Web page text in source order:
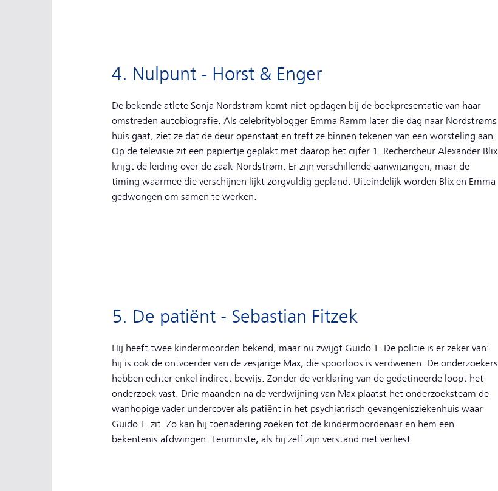
4. Nulpunt - Horst & Enger
De bekende atlete Sonja Nordstrøm komt niet opdagen bij de boekpresentatie van haar
omstreden autobiografie. Als celebrityblogger Emma Ramm later die dag naar Nordstrøms
huis gaat, ziet ze dat de deur openstaat en treft ze binnen tekenen van een worsteling aan.
Op de televisie zit een papiertje geplakt met daarop het cijfer 1. Rechercheur Alexander Blix
krijgt de leiding over de zaak-Nordstrøm. Er zijn verschillende aanwijzingen, maar de
timing waarmee die verschijnen lijkt zorgvuldig gepland. Uiteindelijk worden Blix en Emma
gedwongen om samen te werken.
5. De patiënt - Sebastian Fitzek
Hij heeft twee kindermoorden bekend, maar nu zwijgt Guido T. De politie is er zeker van:
hij is ook de ontvoerder van de zesjarige Max, die spoorloos is verdwenen. De onderzoekers
hebben echter enkel indirect bewijs. Zonder de verklaring van de gedetineerde loopt het
onderzoek vast. Drie maanden na de verdwijning van Max plaatst het onderzoeksteam de
wanhopige vader undercover als patiënt in het psychiatrisch gevangenisziekenhuis waar
Guido T. zit. Zo kan hij toenadering zoeken tot de kindermoordenaar en hem een
bekentenis afdwingen. Tenminste, als hij zelf zijn verstand niet verliest.